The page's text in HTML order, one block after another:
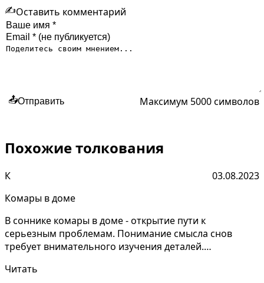
✍️Оставить комментарий
📤Отправить Максимум 5000 символов
Похожие толкования
К
03.08.2023
Комары в доме
В соннике комары в доме - открытие пути к
серьезным проблемам. Понимание смысла снов
требует внимательного изучения деталей.
Читать